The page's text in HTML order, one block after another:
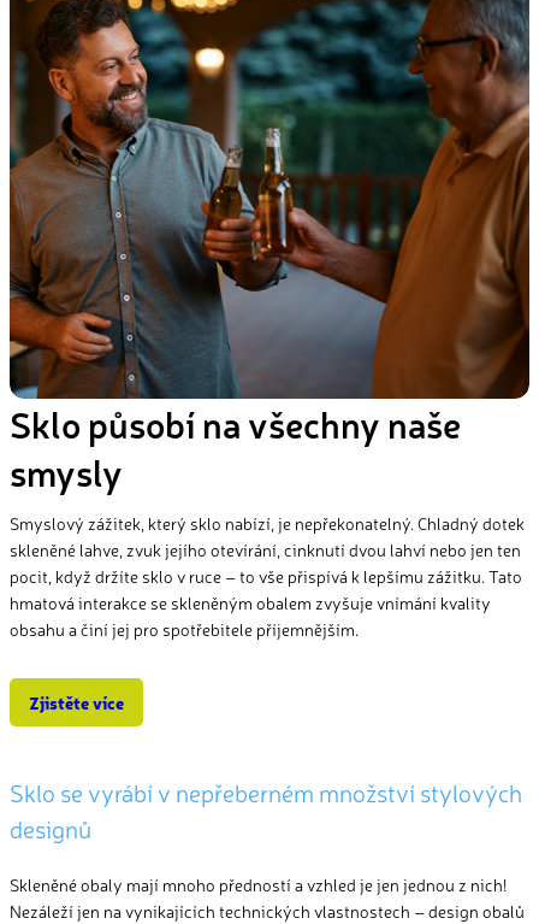
Sklo působí na všechny naše
smysly
Smyslový zážitek, který sklo nabízí, je nepřekonatelný. Chladný dotek
skleněné lahve, zvuk jejího otevírání, cinknutí dvou lahví nebo jen ten
pocit, když držíte sklo v ruce – to vše přispívá k lepšímu zážitku. Tato
hmatová interakce se skleněným obalem zvyšuje vnímání kvality
obsahu a činí jej pro spotřebitele příjemnějším.
Zjistěte více
Sklo se vyrábí v nepřeberném množství stylových
designů
Skleněné obaly mají mnoho předností a vzhled je jen jednou z nich!
Nezáleží jen na vynikajících technických vlastnostech – design obalů